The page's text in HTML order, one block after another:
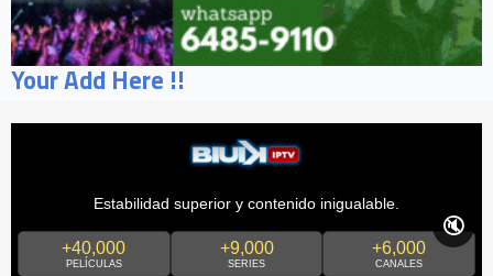
Your Add Here !!
Estabilidad superior y contenido inigualable.
+40,000
PELÍCULAS
+9,000
SERIES
+6,000
CANALES
🔇